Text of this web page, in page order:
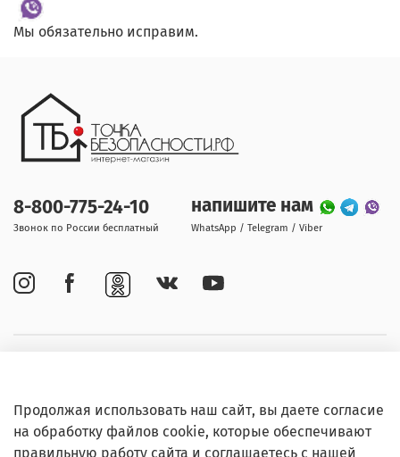
Мы обязательно исправим.
Информация
8-800-775-24-10
Звонок по России бесплатный
напишите нам
WhatsApp / Telegram / Viber
Продолжая использовать наш сайт, вы даете согласие
на обработку файлов cookie, которые обеспечивают
правильную работу сайта и соглашаетесь с нашей